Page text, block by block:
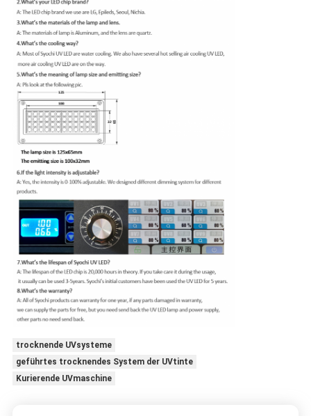
trocknende UVsysteme
geführtes trocknendes System der UVtinte
Kurierende UVmaschine